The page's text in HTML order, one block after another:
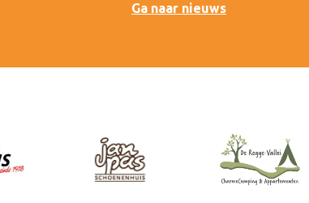
Ga naar nieuws